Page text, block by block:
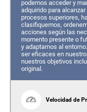
podemos acceder y
adquirido para
procesos superiores,
clasifiquemos,
acciones según las
momento presente o
y adaptarnos al
ser eficaces en
nuestros objetivos
original.
Velocidad de